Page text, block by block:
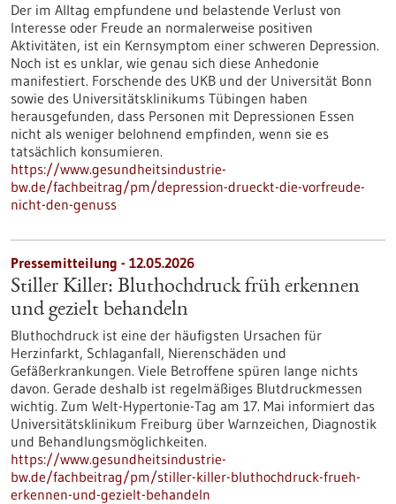
Der im Alltag empfundene und belastende Verlust von
Interesse oder Freude an normalerweise positiven
Aktivitäten, ist ein Kernsymptom einer schweren Depression.
Noch ist es unklar, wie genau sich diese Anhedonie
manifestiert. Forschende des UKB und der Universität Bonn
sowie des Universitätsklinikums Tübingen haben
herausgefunden, dass Personen mit Depressionen Essen
nicht als weniger belohnend empfinden, wenn sie es
tatsächlich konsumieren.
https://www.gesundheitsindustrie-
bw.de/fachbeitrag/pm/depression-drueckt-die-vorfreude-
nicht-den-genuss
Pressemitteilung - 12.05.2026
Stiller Killer: Bluthochdruck früh erkennen
und gezielt behandeln
Bluthochdruck ist eine der häufigsten Ursachen für
Herzinfarkt, Schlaganfall, Nierenschäden und
Gefäßerkrankungen. Viele Betroffene spüren lange nichts
davon. Gerade deshalb ist regelmäßiges Blutdruckmessen
wichtig. Zum Welt-Hypertonie-Tag am 17. Mai informiert das
Universitätsklinikum Freiburg über Warnzeichen, Diagnostik
und Behandlungsmöglichkeiten.
https://www.gesundheitsindustrie-
bw.de/fachbeitrag/pm/stiller-killer-bluthochdruck-frueh-
erkennen-und-gezielt-behandeln